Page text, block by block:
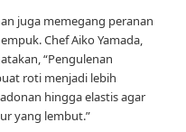
juga memegang peranan
Chef Aiko Yamada,
“Pengulenan
roti menjadi lebih
hingga elastis agar
yang lembut.”